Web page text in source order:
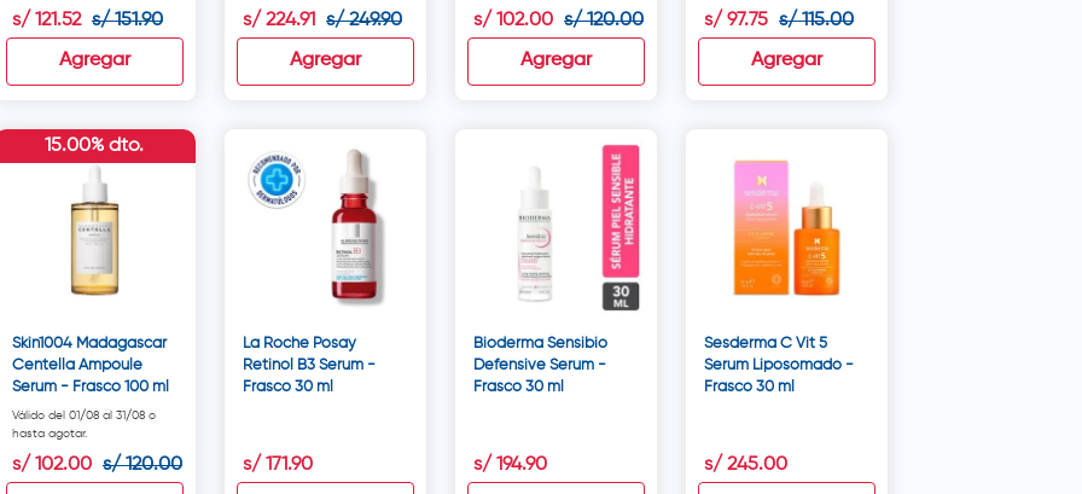
s/ 121.52 s/ 151.90
Agregar
s/ 224.91 s/ 249.90
Agregar
s/ 102.00 s/ 120.00
Agregar
s/ 97.75 s/ 115.00
Agregar
Skin1004 Madagascar
Centella Ampoule
Serum - Frasco 100 ml
Válido del 01/08 al 31/08 o
hasta agotar.
s/ 102.00 s/ 120.00
15.00% dto.
La Roche Posay
Retinol B3 Serum -
Frasco 30 ml
s/ 171.90
Bioderma Sensibio
Defensive Serum -
Frasco 30 ml
s/ 194.90
Sesderma C Vit 5
Serum Liposomado -
Frasco 30 ml
s/ 245.00